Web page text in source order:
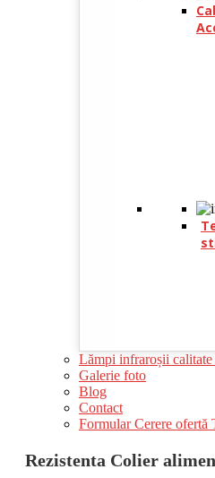
Lămpi infraroșii
Galerie foto
Blog
Contact
Formular Cerere ofertă
Rezistenta Colier